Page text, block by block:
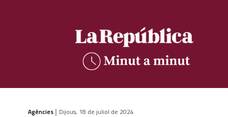
Agències | Dijous, 18 de juliol de 2024